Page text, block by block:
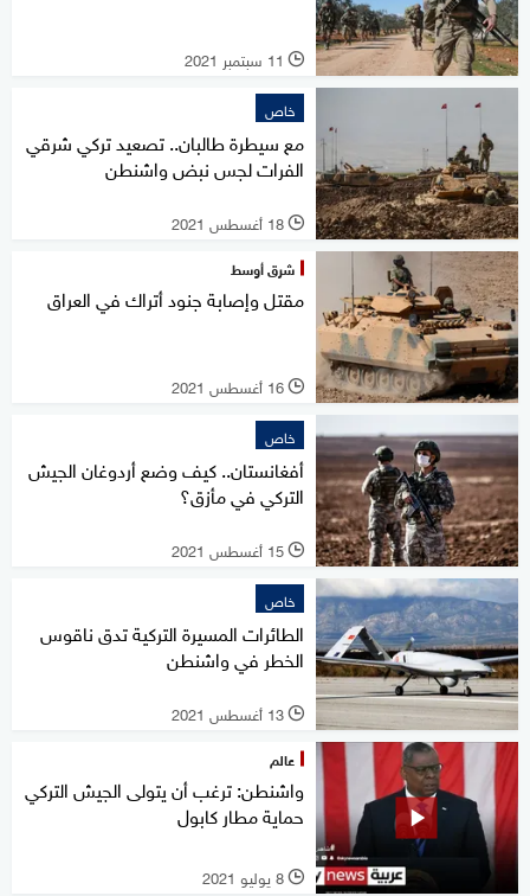
l 11 سبتمبر 2021
خاص
مع سيطرة طالبان.. تصعيد تركي شرقي
الفرات لجس نبض واشنطن
l 18 أغسطس 2021
شرق أوسط
مقتل وإصابة جنود أتراك في العراق
l 16 أغسطس 2021
خاص
أفغانستان.. كيف وضع أردوغان الجيش
التركي في مأزق؟
l 15 أغسطس 2021
خاص
الطائرات المسيرة التركية تدق ناقوس
الخطر في واشنطن
l 13 أغسطس 2021
عالم
واشنطن: ترغب أن يتولى الجيش التركي
حماية مطار كابول
l 8 يوليو 2021